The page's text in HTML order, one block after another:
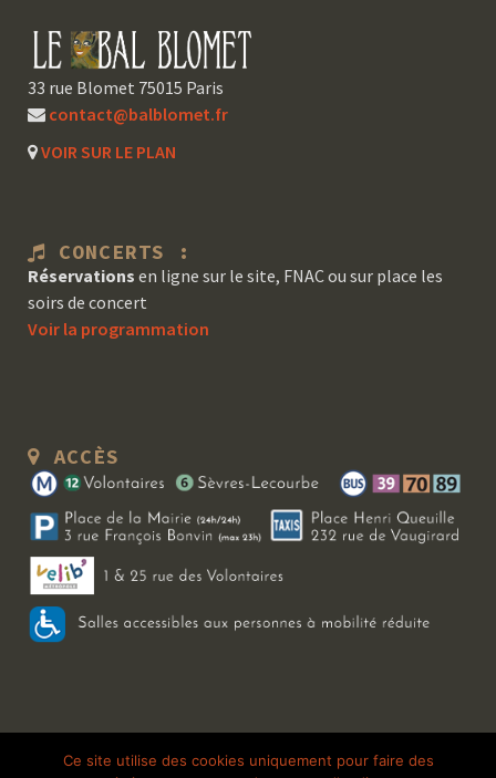
33 rue Blomet 75015 Paris
contact@balblomet.fr
VOIR SUR LE PLAN
CONCERTS :
Réservations en ligne sur le site, FNAC ou sur place les
soirs de concert
Voir la programmation
ACCÈS
Copyright 2026 Le Bal Blomet | Tous droits réservés | Mentions légales
Ce site utilise des cookies uniquement pour faire des